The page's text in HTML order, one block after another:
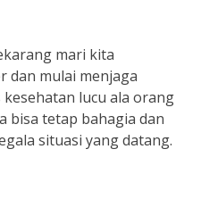
mari kita
dan mulai menjaga
lucu ala orang
bisa tetap bahagia dan
situasi yang datang.